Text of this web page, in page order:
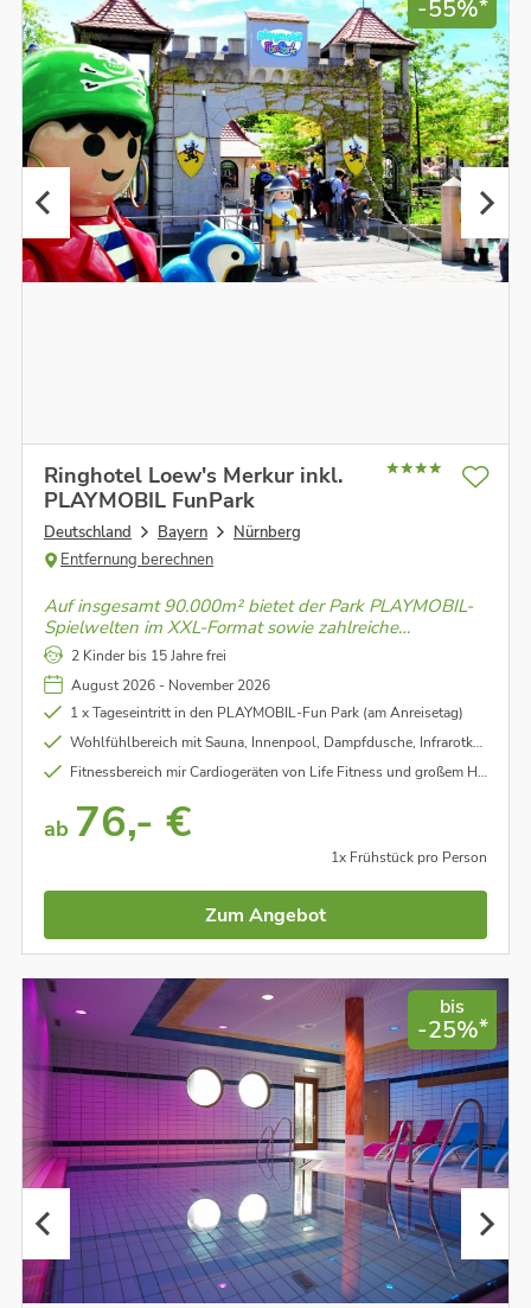
-55%*
Ringhotel Loew's Merkur inkl.
PLAYMOBIL FunPark
Deutschland Bayern
Nürnberg
Entfernung berechnen
Auf insgesamt 90.000m² bietet der Park PLAYMOBIL-
Spielwelten im XXL-Format sowie zahlreiche
Aktivspielplätze, Kletter- und Balanciermöglichkeiten.
Es ist seit mehr als 20 Jahren ein beliebtes Ausflugsziel
für Familien mit Kindern.
2 Kinder bis 15 Jahre frei
August 2026 - November 2026
1 x Tageseintritt in den PLAYMOBIL-Fun Park (am Anreisetag)
Wohlfühlbereich mit Sauna, Innenpool, Dampfdusche, Infrarotkabine und medi stream spa - Massageliege
Fitnessbereich mir Cardiogeräten von Life Fitness und großem Hantelrack
ab 76,- €
1x Frühstück pro Person
Zum Angebot
bis
-25%*